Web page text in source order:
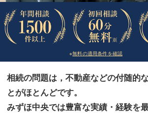
刑事弁護
交通事故
法律相談など（その他）
お客様へ
※無料の適用条件を確認
相続の問題は，不動産などの付随的
とがほとんどです。
みずほ中央では豊富な実績・経験を
刑事弁護
交通事故
法律相談など（その他）
お客様へ